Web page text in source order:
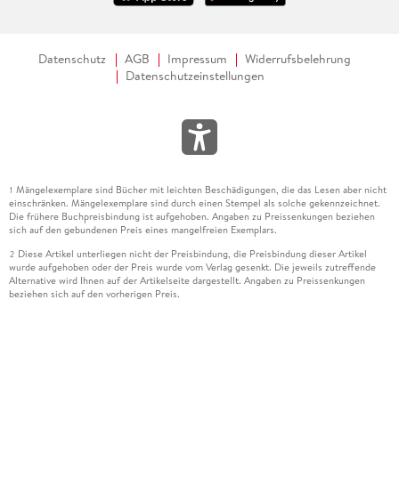
Datenschutz AGB Impressum
Widerrufsbelehrung
Datenschutzeinstellungen
1 Mängelexemplare sind Bücher mit leichten Beschädigungen, die das Lesen aber nicht
einschränken. Mängelexemplare sind durch einen Stempel als solche gekennzeichnet.
Die frühere Buchpreisbindung ist aufgehoben. Angaben zu Preissenkungen beziehen
sich auf den gebundenen Preis eines mangelfreien Exemplars.
2 Diese Artikel unterliegen nicht der Preisbindung, die Preisbindung dieser Artikel
wurde aufgehoben oder der Preis wurde vom Verlag gesenkt. Die jeweils zutreffende
Alternative wird Ihnen auf der Artikelseite dargestellt. Angaben zu Preissenkungen
beziehen sich auf den vorherigen Preis.